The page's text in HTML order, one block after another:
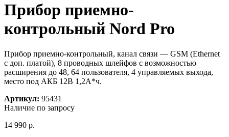
Прибор приемно-
контрольный Nord Pro
Прибор приемно-контрольный, канал связи — GSM (Ethernet
с доп. платой), 8 проводных шлейфов с возможностью
расширения до 48, 64 пользователя, 4 управляемых выхода,
место под АКБ 12В 1,2А*ч.
Артикул: 95431
Наличие по запросу
14 990 р.